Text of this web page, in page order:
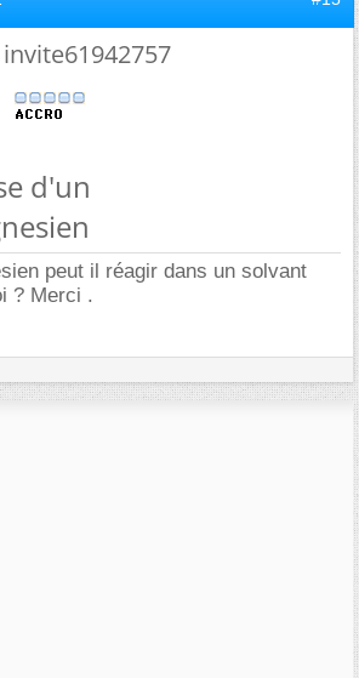
invite61942757
d'un
peut il réagir dans un solvant
? Merci .